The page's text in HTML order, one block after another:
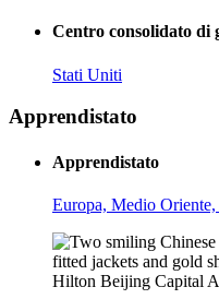
Centro consolidato di
Stati Uniti
Apprendistato
Apprendistato
Europa, Medio
Hilton Beijing Capital